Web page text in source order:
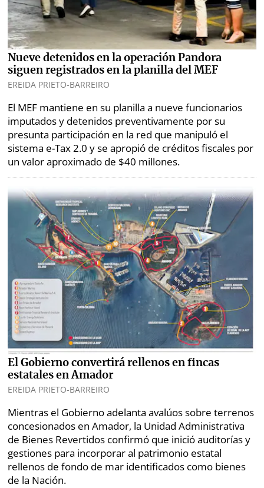
Nueve detenidos en la operación Pandora
siguen registrados en la planilla del MEF
EREIDA PRIETO-BARREIRO
El MEF mantiene en su planilla a nueve funcionarios
imputados y detenidos preventivamente por su
presunta participación en la red que manipuló el
sistema e-Tax 2.0 y se apropió de créditos fiscales por
un valor aproximado de $40 millones.
El Gobierno convertirá rellenos en fincas
estatales en Amador
EREIDA PRIETO-BARREIRO
Mientras el Gobierno adelanta avalúos sobre terrenos
concesionados en Amador, la Unidad Administrativa
de Bienes Revertidos confirmó que inició auditorías y
gestiones para incorporar al patrimonio estatal
rellenos de fondo de mar identificados como bienes
de la Nación.